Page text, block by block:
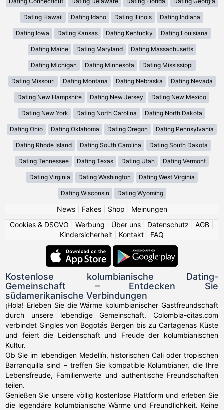
Dating Hawaii Dating Idaho Dating Illinois Dating Indiana
Dating Iowa Dating Kansas Dating Kentucky Dating Louisiana
Dating Maine Dating Maryland Dating Massachusetts
Dating Michigan Dating Minnesota Dating Mississippi
Dating Missouri Dating Montana Dating Nebraska Dating Nevada
Dating New Hampshire Dating New Jersey Dating New Mexico
Dating New York Dating North Carolina Dating North Dakota
Dating Ohio Dating Oklahoma Dating Oregon Dating Pennsylvania
Dating Rhode Island Dating South Carolina Dating South Dakota
Dating Tennessee Dating Texas Dating Utah Dating Vermont
Dating Virginia Dating Washington Dating West Virginia
Dating Wisconsin Dating Wyoming
News| Fakes| Shop
Meinungen
Cookies & DSGVO
Werbung Über uns Datenschutz AGB
Kindersicherheit
Kontakt FAQ
Kostenlose kolumbianische Dating-
Gemeinschaft – Entdecken Sie
südamerikanische Verbindungen
¡Hola! Erleben Sie die Wärme kolumbianischer Gastfreundschaft
durch unsere lebendige Gemeinschaft. Colombia-citas.com
verbindet Singles von Bogotás Bergen bis zu Cartagenas Küste
und feiert die Leidenschaft und Freude der kolumbianischen
Kultur.
Ob Sie im lebendigen Medellín, historischen Cali oder tropischen
Barranquilla sind – treffen Sie kompatible Kolumbianer, die Ihre
Lebensfreude, Familienwerte und authentische Freundschaften
teilen.
Genießen Sie unsere völlig kostenlose Plattform und erleben Sie
die legendäre kolumbianische Wärme und Freundlichkeit. Keine